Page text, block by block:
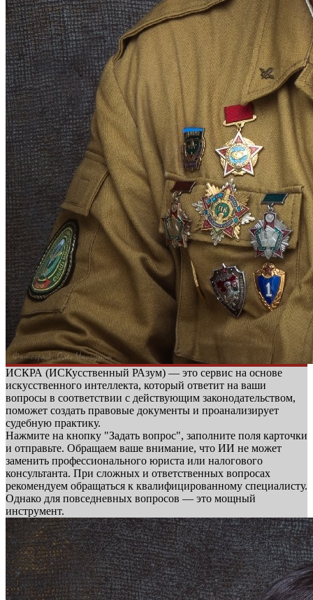
ИСКРА (ИСКусственный РАзум) — это сервис на основе
искусственного интеллекта, который ответит на ваши
вопросы в соответствии с действующим законодательством,
поможет создать правовые документы и проанализирует
судебную практику.
Нажмите на кнопку "Задать вопрос", заполните поля карточки
и отправьте. Обращаем ваше внимание, что ИИ не может
заменить профессионального юриста или налогового
консультанта. При сложных и ответственных вопросах
рекомендуем обращаться к квалифицированному специалисту.
Однако для повседневных вопросов — это мощный
инструмент.